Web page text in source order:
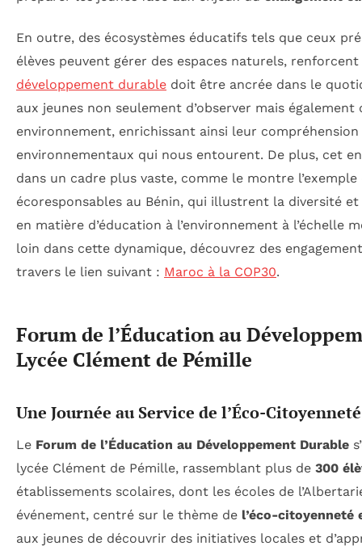
En outre, des écosystèmes éducatifs tels que ceux
élèves peuvent gérer des espaces naturels, renforcent
développement durable doit être ancrée dans le
aux jeunes non seulement d’observer mais également
environnement, enrichissant ainsi leur compréhension
environnementaux qui nous entourent. De plus, cet
dans un cadre plus vaste, comme le montre l’exemple
écoresponsables au Bénin, qui illustrent la diversité
en matière d’éducation à l’environnement à l’échelle
loin dans cette dynamique, découvrez des
travers le lien suivant : Maroc à la COP30.
Forum de l’Éducation au
Lycée Clément de Pémille
Une Journée au Service de l’Éco-Citoyenneté
Le Forum de l’Éducation au Développement Durable
lycée Clément de Pémille, rassemblant plus de 300
établissements scolaires, dont les écoles de
événement, centré sur le thème de l’éco-citoyenneté
aux jeunes de découvrir des initiatives locales et